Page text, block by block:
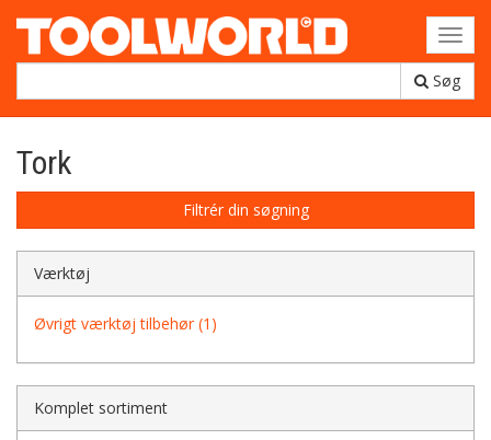
Søg
Tork
Filtrér din søgning
Værktøj
Øvrigt værktøj tilbehør (1)
Komplet sortiment